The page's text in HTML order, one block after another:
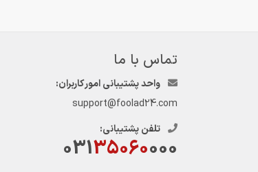
تماس با ما
واحد پشتیبانی امور کاربران:
support@foolad24.com
تلفن پشتیبانی:
03135060000